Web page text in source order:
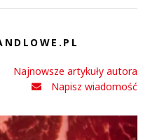
Najnowsze artykuły autora
Napisz wiadomość